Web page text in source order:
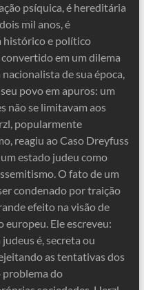
psíquica, é hereditária
mil anos, é
histórico e político
em um dilema
de sua época,
povo em apuros: um
não se limitavam aos
popularmente
reagiu ao Caso Dreyfuss
estado judeu como
O fato de um
condenado por traição
efeito na visão de
Ele escreveu:
é, secreta ou
as tentativas dos
problema do